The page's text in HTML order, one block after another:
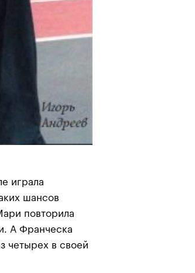
играла
шансов
повторила
А Франческа
четырех в своей